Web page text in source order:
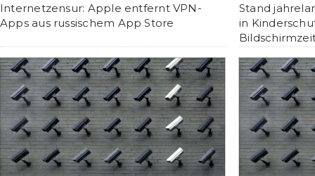
Internetzensur: Apple entfernt VPN-
Apps aus russischem App Store
Stand
in